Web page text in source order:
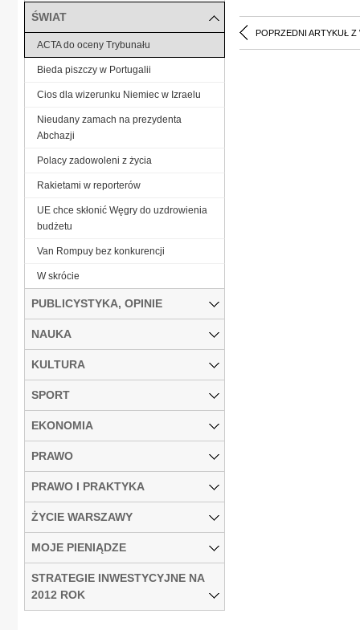
POPRZEDNI ARTYKUŁ Z
ŚWIAT
ACTA do oceny Trybunału
Bieda piszczy w Portugalii
Cios dla wizerunku Niemiec w Izraelu
Nieudany zamach na prezydenta
Abchazji
Polacy zadowoleni z życia
Rakietami w reporterów
UE chce skłonić Węgry do uzdrowienia
budżetu
Van Rompuy bez konkurencji
W skrócie
PUBLICYSTYKA, OPINIE
NAUKA
KULTURA
SPORT
EKONOMIA
PRAWO
PRAWO I PRAKTYKA
ŻYCIE WARSZAWY
MOJE PIENIĄDZE
STRATEGIE INWESTYCYJNE NA
2012 ROK